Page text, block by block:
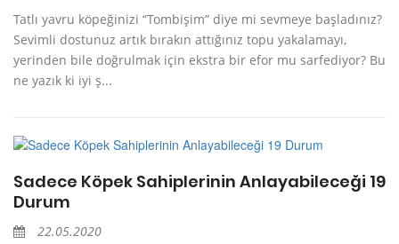
Tatlı yavru köpeğinizi “Tombişim” diye mi sevmeye başladınız?
Sevimli dostunuz artık bırakın attığınız topu yakalamayı,
yerinden bile doğrulmak için ekstra bir efor mu sarfediyor? Bu
ne yazık ki iyi ş...
Sadece Köpek Sahiplerinin Anlayabileceği 19
Durum
22.05.2020